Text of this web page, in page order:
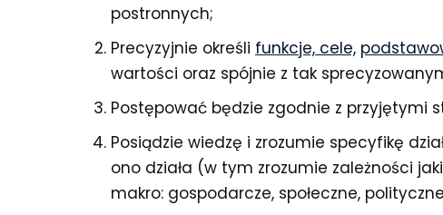
postronnych;
Precyzyjnie określi funkcje, cele,
wartości oraz spójnie z tak
Postępować będzie zgodnie z przyjętymi
Posiądzie wiedzę i zrozumie specyfikę
ono działa (w tym zrozumie zależności
makro: gospodarcze, społeczne,